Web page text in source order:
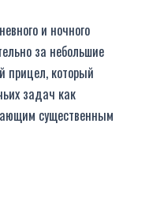
и ночного
за небольшие
прицел, который
задач как
существенным